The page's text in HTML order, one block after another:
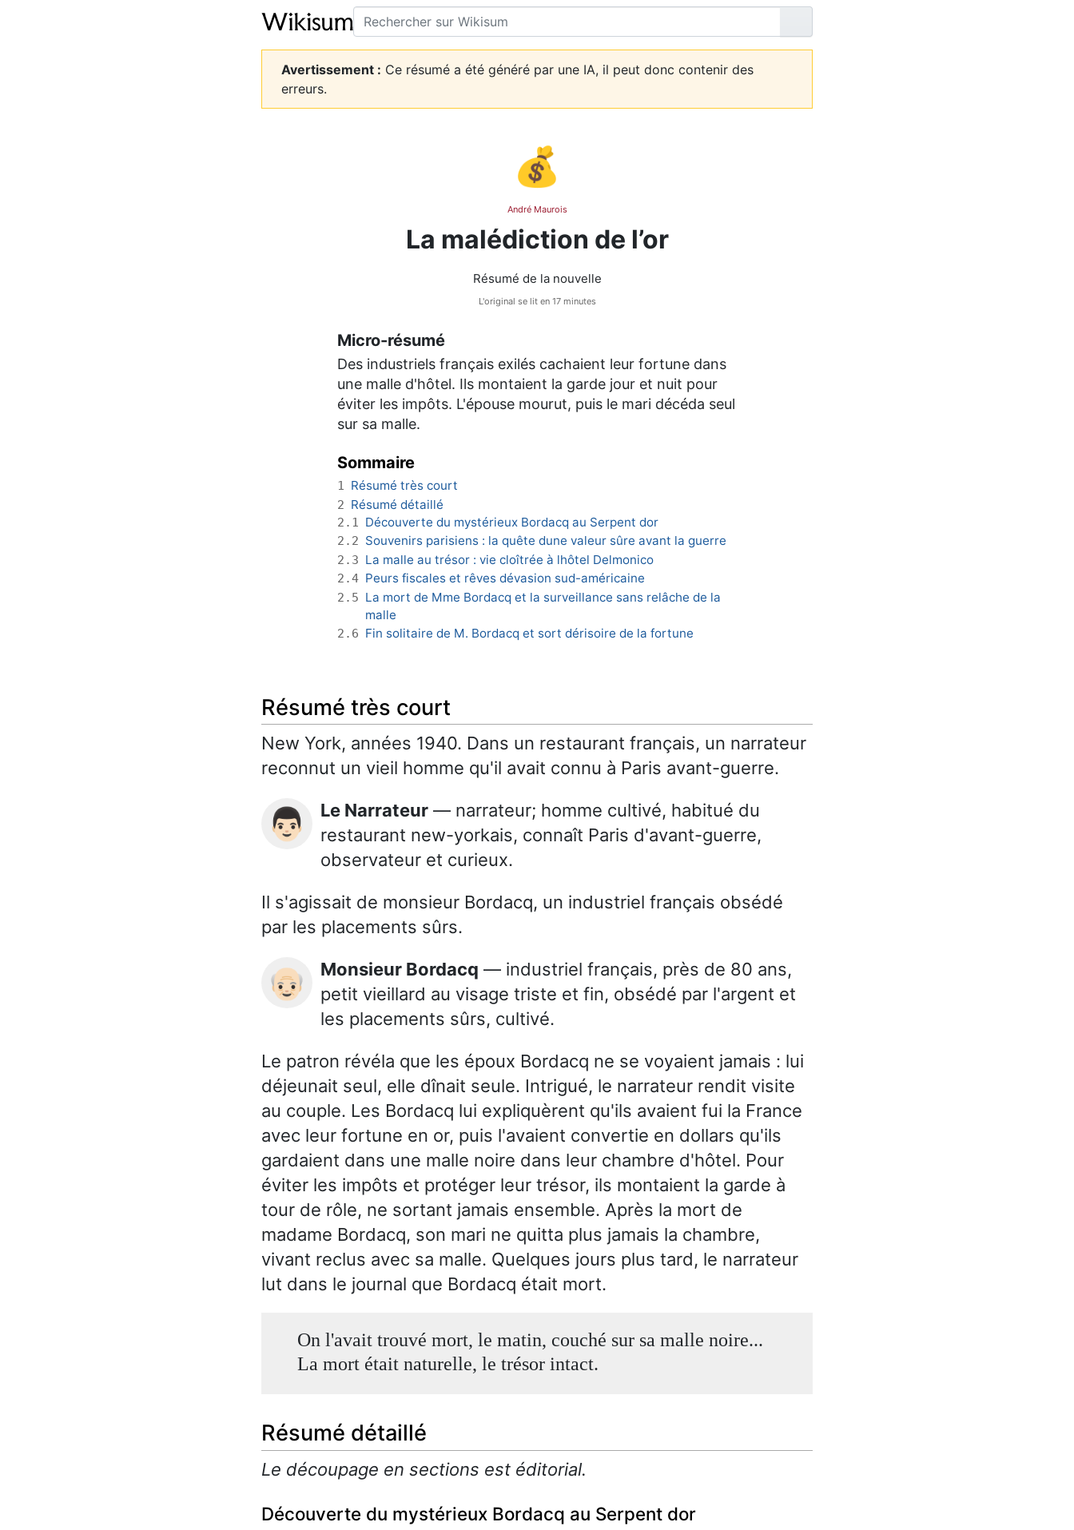
Rechercher
Lire
Avertissement : Ce résumé a été généré par une IA, il peut donc contenir des
erreurs.
💰
André Maurois
La malédiction de l’or
Résumé de la nouvelle
L'original se lit en 17 minutes
Micro-résumé
Des industriels français exilés cachaient leur fortune dans
une malle d'hôtel. Ils montaient la garde jour et nuit pour
éviter les impôts. L'épouse mourut, puis le mari décéda seul
sur sa malle.
Sommaire
1 Résumé très court
2 Résumé détaillé
2.1 Découverte du mystérieux Bordacq au Serpent dor
2.2 Souvenirs parisiens : la quête dune valeur sûre avant la guerre
2.3 La malle au trésor : vie cloîtrée à lhôtel Delmonico
2.4 Peurs fiscales et rêves dévasion sud-américaine
2.5 La mort de Mme Bordacq et la surveillance sans relâche de la
malle
2.6 Fin solitaire de M. Bordacq et sort dérisoire de la fortune
Résumé très court
New York, années 1940. Dans un restaurant français, un narrateur
reconnut un vieil homme qu'il avait connu à Paris avant-guerre.
👨🏻 Le Narrateur — narrateur; homme cultivé, habitué du
restaurant new-yorkais, connaît Paris d'avant-guerre,
observateur et curieux.
Il s'agissait de monsieur Bordacq, un industriel français obsédé
par les placements sûrs.
👴🏻 Monsieur Bordacq — industriel français, près de 80 ans,
petit vieillard au visage triste et fin, obsédé par l'argent et
les placements sûrs, cultivé.
Le patron révéla que les époux Bordacq ne se voyaient jamais : lui
déjeunait seul, elle dînait seule. Intrigué, le narrateur rendit visite
au couple. Les Bordacq lui expliquèrent qu'ils avaient fui la France
avec leur fortune en or, puis l'avaient convertie en dollars qu'ils
gardaient dans une malle noire dans leur chambre d'hôtel. Pour
éviter les impôts et protéger leur trésor, ils montaient la garde à
tour de rôle, ne sortant jamais ensemble. Après la mort de
madame Bordacq, son mari ne quitta plus jamais la chambre,
vivant reclus avec sa malle. Quelques jours plus tard, le narrateur
lut dans le journal que Bordacq était mort.
On l'avait trouvé mort, le matin, couché sur sa malle noire...
La mort était naturelle, le trésor intact.
Résumé détaillé
Le découpage en sections est éditorial.
Découverte du mystérieux Bordacq au Serpent dor